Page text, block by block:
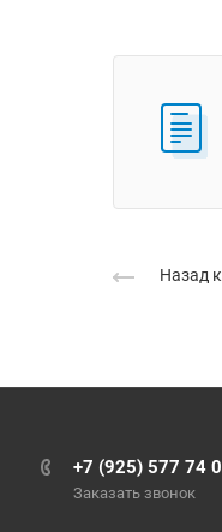
Назад
+7 (925) 577 74
Заказать звонок